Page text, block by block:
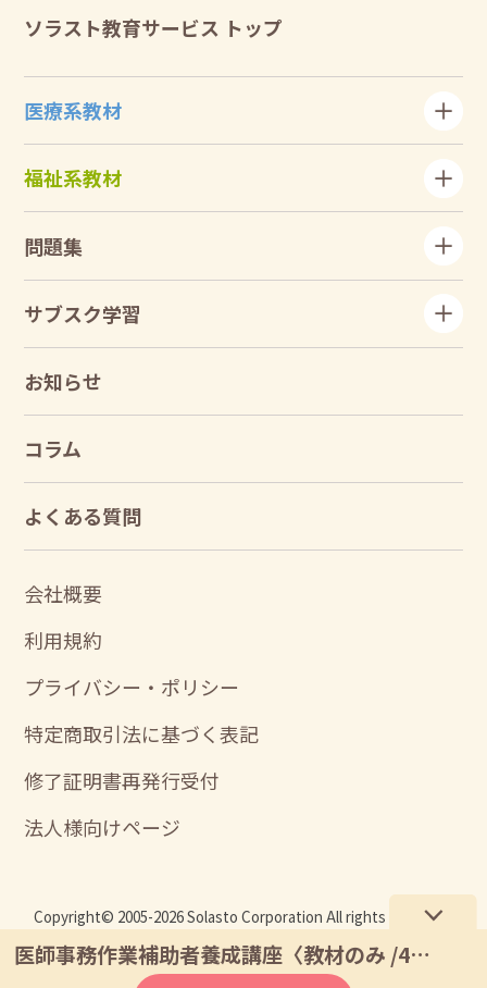
医師事務作業補助者養成講座 〈教材のみ /4点〉
ソラスト教育サービス トップ
医療系教材
福祉系教材
問題集
サブスク学習
お知らせ
コラム
よくある質問
会社概要
利用規約
プライバシー・ポリシー
特定商取引法に基づく表記
修了証明書再発行受付
法人様向けページ
Copyright© 2005-2026 Solasto Corporation All rights reserved.